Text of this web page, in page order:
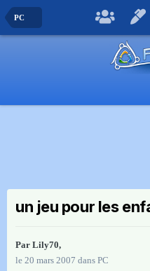
PC
un jeu pour les
Par Lily70,
le 20 mars 2007 dans PC